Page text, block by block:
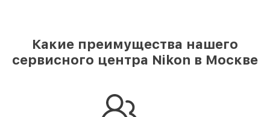
Какие преимущества нашего
сервисного центра Nikon в Москве